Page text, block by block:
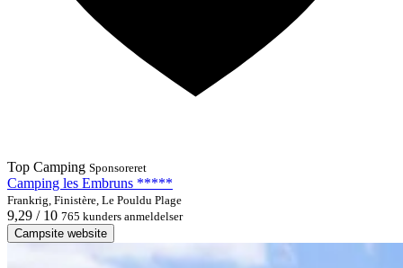
Top Camping Sponsoreret
Camping les Embruns *****
Frankrig, Finistère, Le Pouldu Plage
9,29 / 10 765 kunders anmeldelser
Campsite website